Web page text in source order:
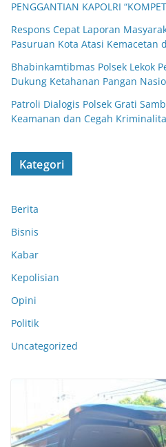
PENGGANTIAN KAPOLRI
Respons Cepat Laporan
Pasuruan Kota Atasi Kemacetan
Bhabinkamtibmas Polsek Lekok
Dukung Ketahanan Pangan
Patroli Dialogis Polsek Grati
Keamanan dan Cegah
Kategori
Berita
Bisnis
Kabar
Kepolisian
Opini
Politik
Uncategorized